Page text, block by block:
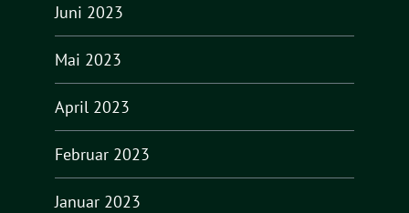
Juni 2023
Mai 2023
April 2023
Februar 2023
Januar 2023